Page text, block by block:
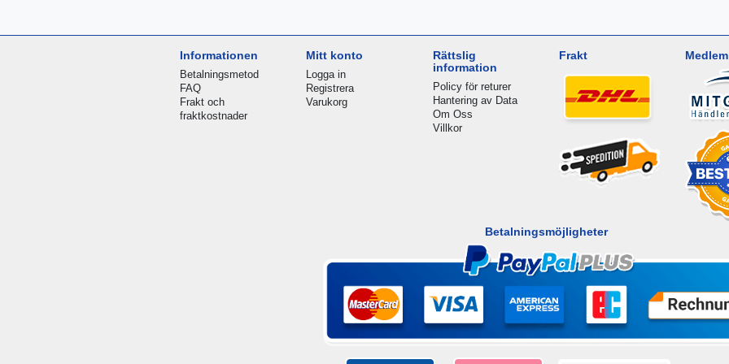
Informationen
Betalningsmetod
FAQ
Frakt och
fraktkostnader
Mitt konto
Logga in
Registrera
Varukorg
Rättslig
information
Policy för returer
Hantering av Data
Om Oss
Villkor
Frakt
Betalningsmöjligheter